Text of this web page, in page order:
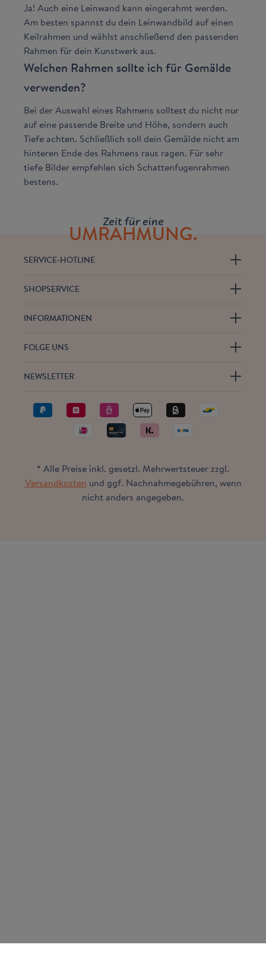
Ja! Auch eine Leinwand kann eingerahmt werden.
Am besten spannst du dein Leinwandbild auf einen
Keilrahmen und wählst anschließend den passenden
Rahmen für dein Kunstwerk aus.
Welchen Rahmen sollte ich für Gemälde
verwenden?
Bei der Auswahl eines Rahmens solltest du nicht nur
auf eine passende Breite und Höhe, sondern auch
Tiefe achten. Schließlich soll dein Gemälde nicht am
hinteren Ende des Rahmens raus ragen. Für sehr
tiefe Bilder empfehlen sich Schattenfugenrahmen
bestens.
Zeit für eine
UMRAHMUNG.
SERVICE-HOTLINE
SHOPSERVICE
INFORMATIONEN
FOLGE UNS
NEWSLETTER
* Alle Preise inkl. gesetzl. Mehrwertsteuer zzgl.
Versandkosten und ggf. Nachnahmegebühren, wenn
nicht anders angegeben.